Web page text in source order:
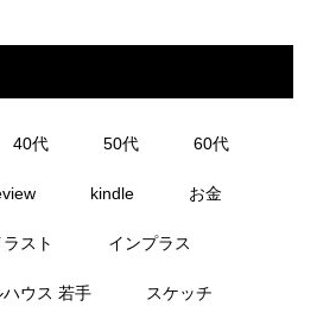
40代 50代 60代
kindle お金
ラスト インプラス
ハウス 若手 スケッチ